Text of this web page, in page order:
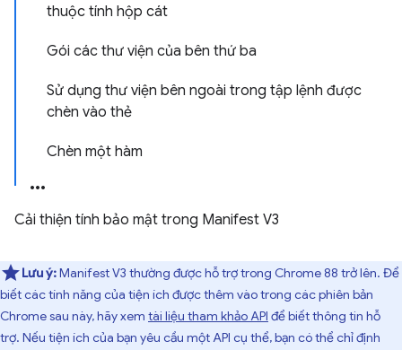
thuộc tính hộp cát
Gói các thư viện của bên thứ ba
Sử dụng thư viện bên ngoài trong tập lệnh được
chèn vào thẻ
Chèn một hàm
Cải thiện tính bảo mật trong Manifest V3
Lưu ý:Manifest V3 thường được hỗ trợ trong Chrome 88 trở lên. Để
biết các tính năng của tiện ích được thêm vào trong các phiên bản
Chrome sau này, hãy xem tài liệu tham khảo API để biết thông tin hỗ
trợ. Nếu tiện ích của bạn yêu cầu một API cụ thể, bạn có thể chỉ định